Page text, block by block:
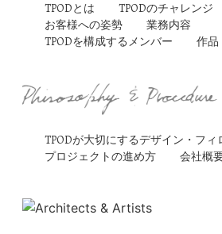
TPODとは
TPODのチャレンジ
お客様への姿勢
業務内容
TPODを構成するメンバー
作品
TPODが大切にするデザイン・フィ
プロジェクトの進め方
会社概